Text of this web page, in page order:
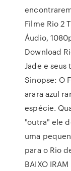
Filme Rio 2
Áudio,
Download
Jade e seus
Sinopse: O
arara azul
espécie.
"outra" ele
uma
para o Rio
BAIXO